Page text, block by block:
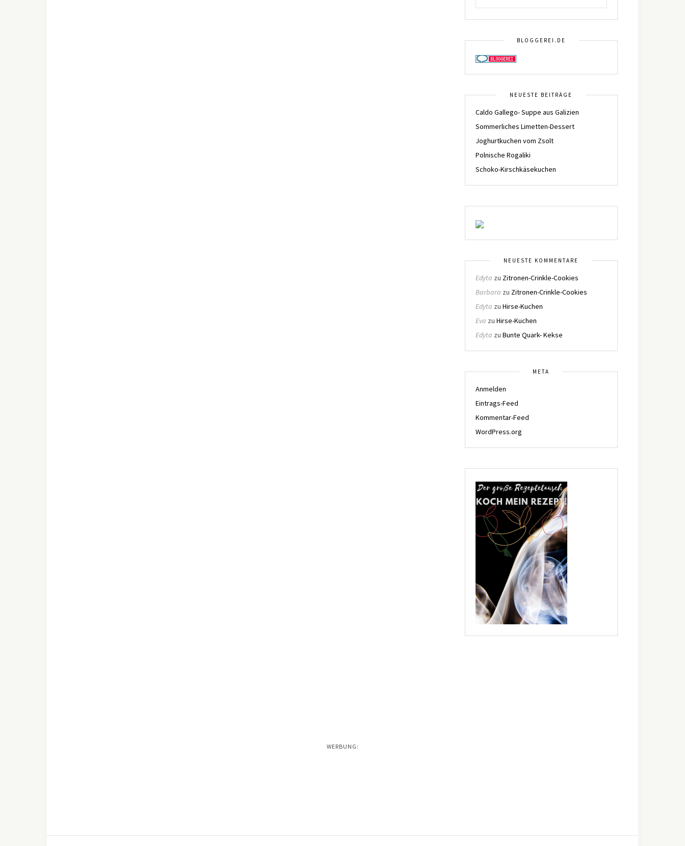
BLOGGEREI.DE
NEUESTE BEITRÄGE
Caldo Gallego- Suppe aus Galizien
Sommerliches Limetten-Dessert
Joghurtkuchen vom Zsolt
Polnische Rogaliki
Schoko-Kirschkäsekuchen
NEUESTE KOMMENTARE
Edyta zu Zitronen-Crinkle-Cookies
Barbara zu Zitronen-Crinkle-Cookies
Edyta zu Hirse-Kuchen
Eva zu Hirse-Kuchen
Edyta zu Bunte Quark- Kekse
META
Anmelden
Eintrags-Feed
Kommentar-Feed
WordPress.org
WERBUNG: